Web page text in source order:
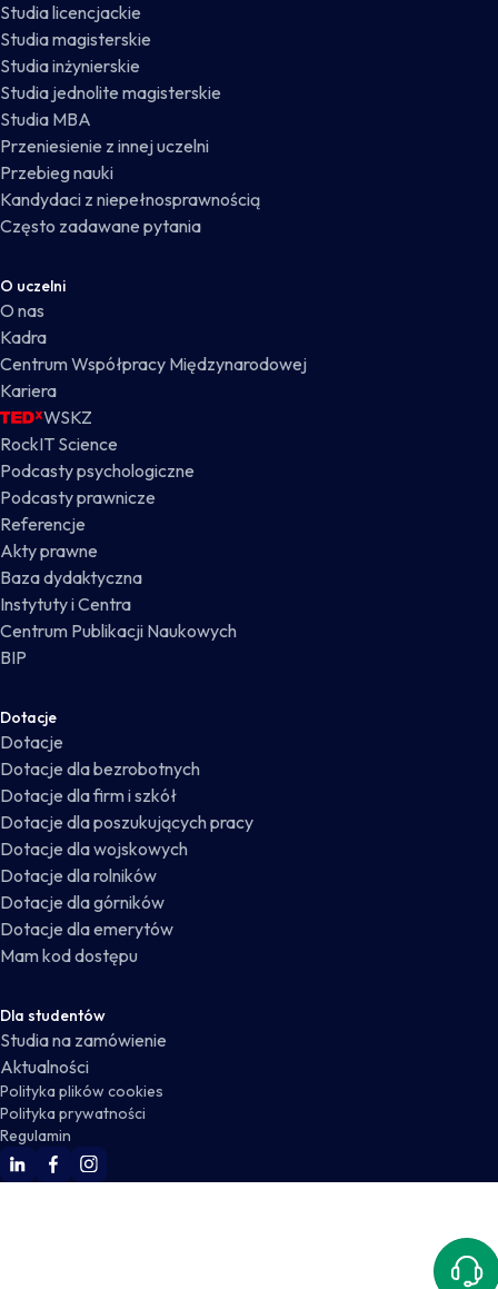
Studia licencjackie
Studia magisterskie
Studia inżynierskie
Studia jednolite magisterskie
Studia MBA
Przeniesienie z innej uczelni
Przebieg nauki
Kandydaci z niepełnosprawnością
Często zadawane pytania
O uczelni
O nas
Kadra
Centrum Współpracy Międzynarodowej
Kariera
WSKZ
RockIT Science
Podcasty psychologiczne
Podcasty prawnicze
Referencje
Akty prawne
Baza dydaktyczna
Instytuty i Centra
Centrum Publikacji Naukowych
BIP
Dotacje
Dotacje
Dotacje dla bezrobotnych
Dotacje dla firm i szkół
Dotacje dla poszukujących pracy
Dotacje dla wojskowych
Dotacje dla rolników
Dotacje dla górników
Dotacje dla emerytów
Mam kod dostępu
Dla studentów
Studia na zamówienie
Aktualności
Polityka plików cookies
Polityka prywatności
Regulamin
WSKZ Linkedin
WSKZ Facebook
WSKZ Instagram